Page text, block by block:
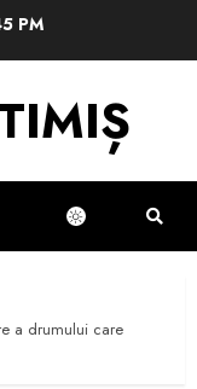
PM
a drumului care